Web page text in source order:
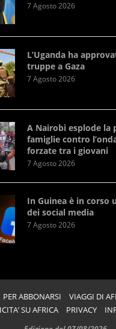
7 Agosto 2026
L’Uganda ha
truppe a Gaza
7 Agosto 2026
A Nairobi esplode la
famiglie contro
forzate tra i giovani
7 Agosto 2026
In Guinea è in corso
dei social media
7 Agosto 2026
PER ABBONARSI VIAGGI DI
SU AFRICA
PRIVACY